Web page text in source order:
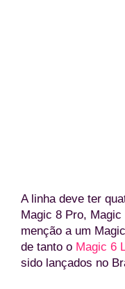
A linha deve ter
Magic 8 Pro,
menção a um
de tanto o Magic 6
sido lançados no